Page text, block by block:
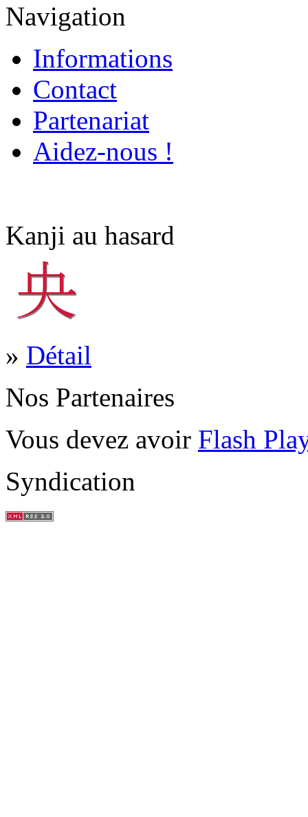
Navigation
Informations
Contact
Partenariat
Aidez-nous !
Kanji au hasard
» Détail
Nos Partenaires
Vous devez avoir Flash
Syndication